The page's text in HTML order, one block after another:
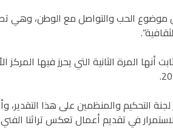
الحب والتواصل مع الوطن، وهي
أنها المرة الثانية التي يحرز فيها
لجنة التحكيم والمنظمين على هذا
في تقديم أعمال تعكس تراثنا الفني